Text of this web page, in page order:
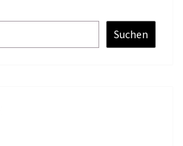
Suchen